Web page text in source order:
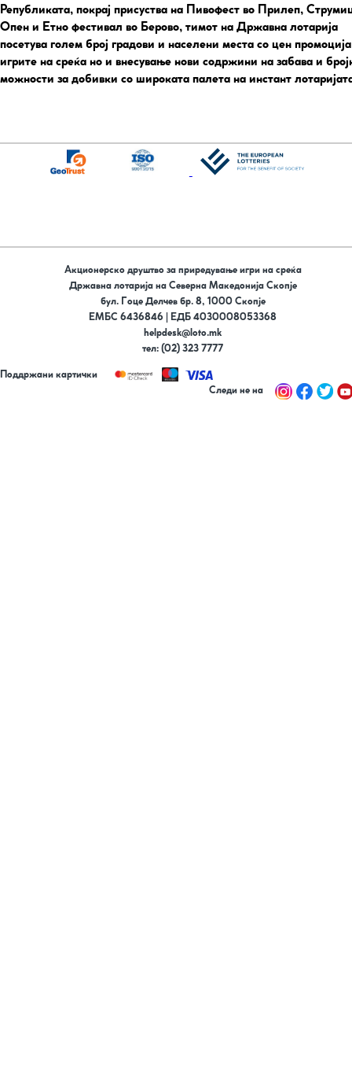
Републиката, покрај присуства на Пивофест во Прилеп,
Опен и Етно фестивал во Берово, тимот на Државна лотарија
посетува голем број градови и населени места со цен
игрите на среќа но и внесување нови содржини на забава и
можности за добивки со широката палета на инстант
Акционерско друштво за приредување игри на среќа
Државна лотарија на Северна Македонија Скопје
бул. Гоце Делчев бр. 8, 1000 Скопје
ЕМБС 6436846 | ЕДБ 4030008053368
helpdesk@loto.mk
тел: (02) 323 7777
Поддржани картички
Следи не на